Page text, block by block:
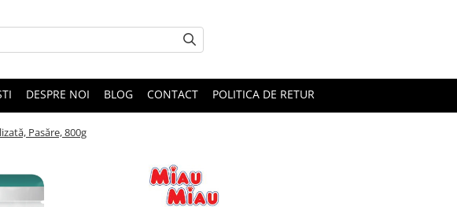
DESPRE NOI BLOG CONTACT POLITICA DE RETUR
Pasăre, 800g